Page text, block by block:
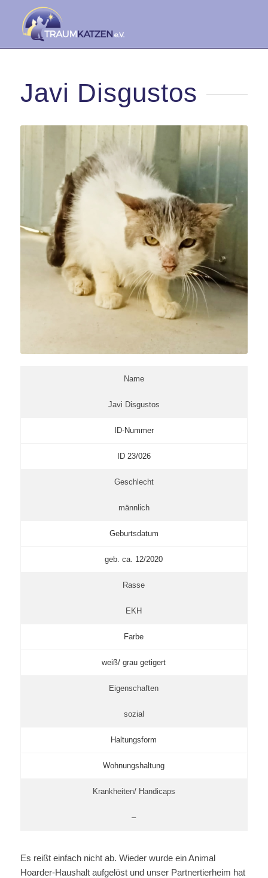
Javi Disgustos
Name
Javi Disgustos
ID-Nummer
ID 23/026
Geschlecht
männlich
Geburtsdatum
geb. ca. 12/2020
Rasse
EKH
Farbe
weiß/ grau getigert
Eigenschaften
sozial
Haltungsform
Wohnungshaltung
Krankheiten/ Handicaps
–
Es reißt einfach nicht ab. Wieder wurde ein Animal
Hoarder-Haushalt aufgelöst und unser Partnertierheim hat